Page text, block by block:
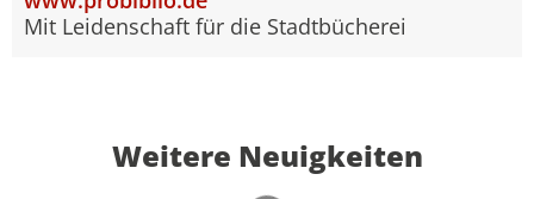
Mit Leidenschaft für die Stadtbücherei
Weitere Neuigkeiten